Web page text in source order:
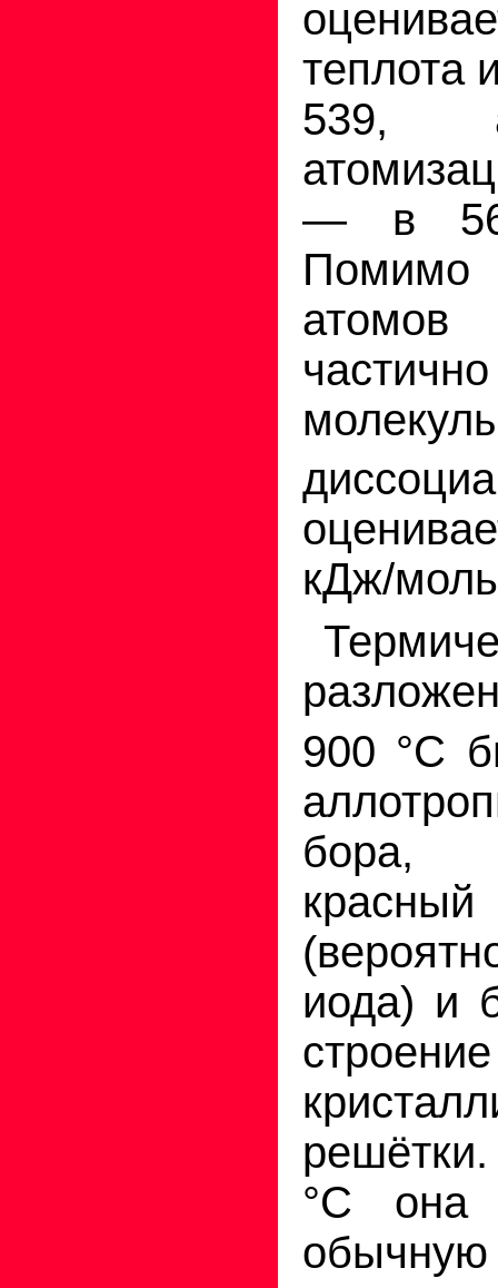
теплота
539,
— в
кДж/
900 °С
иода) и
строение
°С она